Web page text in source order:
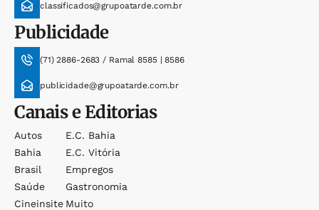
classificados@grupoatarde.com.br
Publicidade
(71) 2886-2683 / Ramal 8585 | 8586
publicidade@grupoatarde.com.br
Canais e Editorias
Autos
Bahia
Brasil
Saúde
Cineinsite
E.c. Bahia
E.c. Vitória
Empregos
Gastronomia
Muito